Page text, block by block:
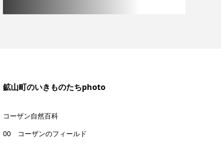
鉱山町のいきものたちphoto
コーザン自然百科
00 コーザンのフィールド